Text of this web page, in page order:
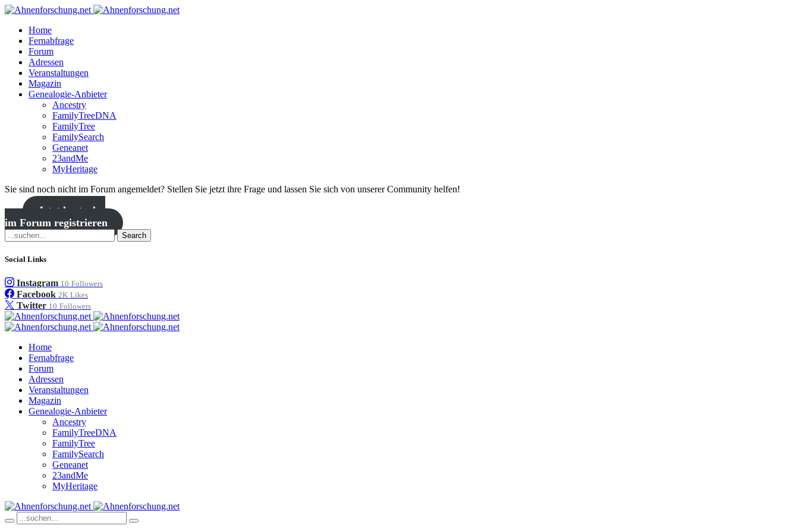
Home
Fernabfrage
Forum
Adressen
Veranstaltungen
Magazin
Genealogie-Anbieter
Ancestry
FamilyTreeDNA
FamilyTree
FamilySearch
Geneanet
23andMe
MyHeritage
Sie sind noch nicht im Forum angemeldet? Stellen Sie jetzt ihre Frage und lassen Sie sich von unserer Community helfen!
Jetzt kostenlos
im Forum registrieren
Search
Social Links
Instagram 10 Followers
Facebook 2K Likes
Twitter 10 Followers
Home
Fernabfrage
Forum
Adressen
Veranstaltungen
Magazin
Genealogie-Anbieter
Ancestry
FamilyTreeDNA
FamilyTree
FamilySearch
Geneanet
23andMe
MyHeritage